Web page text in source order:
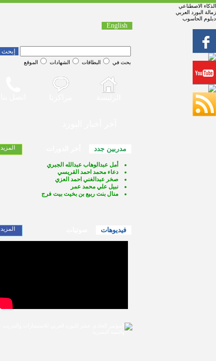
الذكاء الاصطناعي
زمالة البورد العربي
دبلوم الحاسوب
English
بحث في البطاقات الشهادات الموقع
مدربين جدد المزيد
أمل عبدالوهاب عبدالله الجبري
دعاء محمد احمد القريسي
صخر عبدالغني احمد العزي
نبيل علي محمد عمر
منال بنت ربيع بن بخيت بيت فرج
فيديوهات المزيد